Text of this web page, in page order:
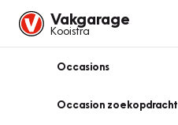
Vakgarage
Kooistra
Occasions
Occasion zoekopdracht